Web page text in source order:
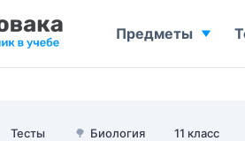
Тесты 🌳 Биология 11 класс
Предметы